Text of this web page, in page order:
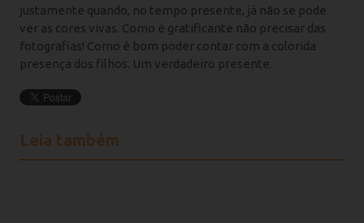
justamente quando, no tempo presente, já não se pode
ver as cores vivas. Como é gratificante não precisar das
fotografias! Como é bom poder contar com a colorida
presença dos filhos. Um verdadeiro presente.
Leia também